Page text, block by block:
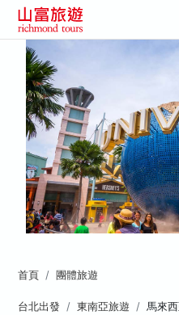
首頁 團體旅遊
台北出發 東南亞旅遊
馬來